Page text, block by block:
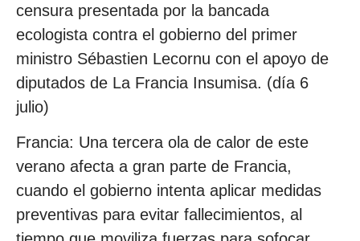
censura presentada por la bancada
ecologista contra el gobierno del primer
ministro Sébastien Lecornu con el apoyo de
diputados de La Francia Insumisa. (día 6
julio)
Francia: Una tercera ola de calor de este
verano afecta a gran parte de Francia,
cuando el gobierno intenta aplicar medidas
preventivas para evitar fallecimientos, al